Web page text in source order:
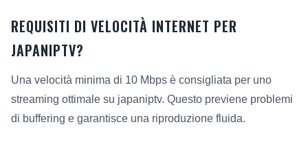
REQUISITI DI VELOCITÀ INTERNET PER
JAPANIPTV?
Una velocità minima di 10 Mbps è consigliata per uno
streaming ottimale su japaniptv. Questo previene problemi
di buffering e garantisce una riproduzione fluida.